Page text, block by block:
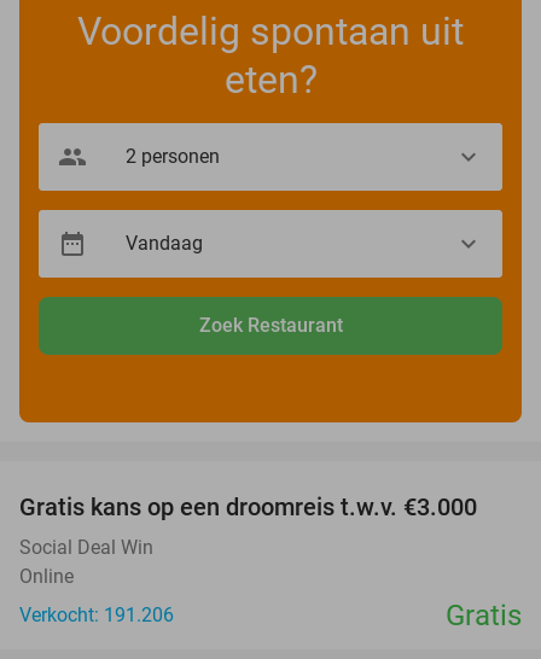
Voordelig spontaan uit
eten?
Zoek Restaurant
Gratis kans op een droomreis t.w.v. €3.000
Social Deal Win
Online
Verkocht: 191.206
Gratis